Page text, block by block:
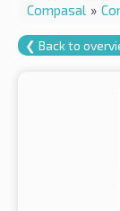
Compasal »
❮ Back to